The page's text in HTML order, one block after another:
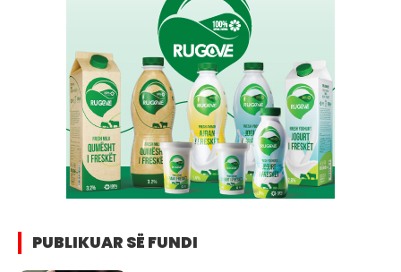
PUBLIKUAR SË FUNDI